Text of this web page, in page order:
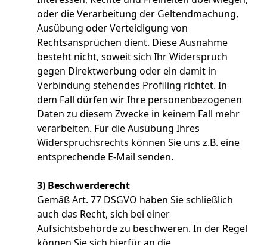
oder die Verarbeitung der Geltendmachung,
Ausübung oder Verteidigung von
Rechtsansprüchen dient. Diese Ausnahme
besteht nicht, soweit sich Ihr Widerspruch
gegen Direktwerbung oder ein damit in
Verbindung stehendes Profiling richtet. In
dem Fall dürfen wir Ihre personenbezogenen
Daten zu diesem Zwecke in keinem Fall mehr
verarbeiten. Für die Ausübung Ihres
Widerspruchsrechts können Sie uns z.B. eine
entsprechende E-Mail senden.
3) Beschwerderecht
Gemäß Art. 77 DSGVO haben Sie schließlich
auch das Recht, sich bei einer
Aufsichtsbehörde zu beschweren. In der Regel